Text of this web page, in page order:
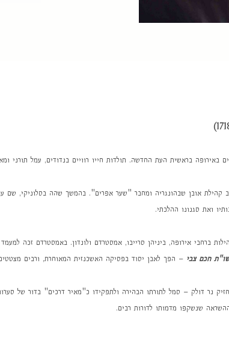
בראשית העת החדשה. תולדות חייו רוויים בנדודים, עמל תורני
קהילת אובן שבהונגריה ומחבר "שער אפרים". בהמשך שהה בסלוניקי,
ואת סגנונו ההלכתי.
ברחבי אירופה, ביניהן סרייבו, אמסטרדם ולונדון. באמסטרדם זכה
שו"ת חכם צבי – הפך לאבן יסוד בפסיקה האשכנזית המאוחרת, ורבים
נר דולק – סמל לתורתו הבהירה ולתפקידו כ"מאיר דרכים" בדור של סערות
שנשקפו מדמותו לדורות רבים.